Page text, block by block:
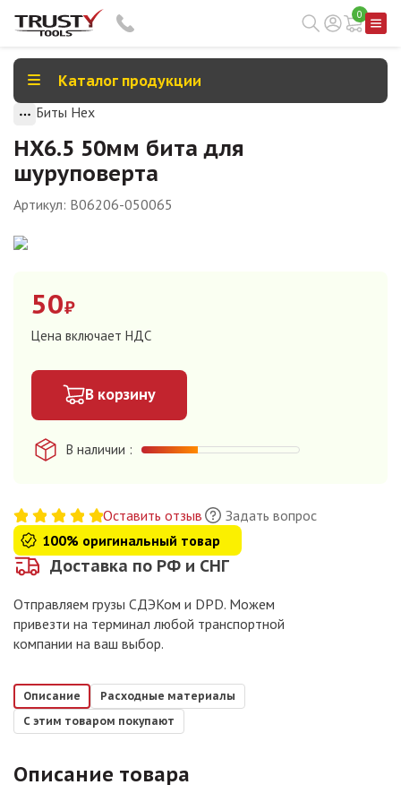
0
Каталог продукции
Биты Hex
HX6.5 50мм бита для
шуруповерта
Артикул: B06206-050065
50₽
Цена включает НДС
В корзину
В наличии
Оставить отзыв
Задать вопрос
100% оригинальный товар
Доставка по РФ и СНГ
Отправляем грузы СДЭКом и DPD. Можем
привезти на терминал любой транспортной
компании на ваш выбор.
Описание
Расходные материалы
С этим товаром покупают
Описание товара